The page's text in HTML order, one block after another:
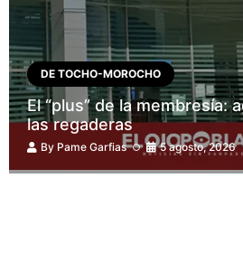
DE TOCHO-MOROCHO
El “plus” de la membresía:
las regaderas
By Pame Garfias 5 agosto, 2026